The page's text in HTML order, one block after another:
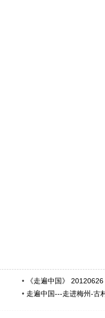
•
《走遍中国》
• 走遍中国---走进梅州-古